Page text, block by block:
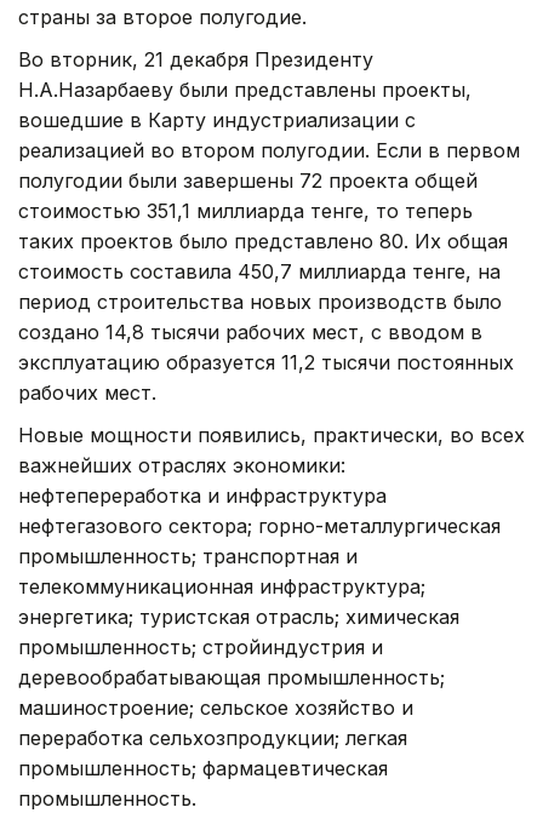
страны за второе полугодие.
Во вторник, 21 декабря Президенту
Н.А.Назарбаеву были представлены проекты,
вошедшие в Карту индустриализации с
реализацией во втором полугодии. Если в первом
полугодии были завершены 72 проекта общей
стоимостью 351,1 миллиарда тенге, то теперь
таких проектов было представлено 80. Их общая
стоимость составила 450,7 миллиарда тенге, на
период строительства новых производств было
создано 14,8 тысячи рабочих мест, с вводом в
эксплуатацию образуется 11,2 тысячи постоянных
рабочих мест.
Новые мощности появились, практически, во всех
важнейших отраслях экономики:
нефтепереработка и инфраструктура
нефтегазового сектора; горно-металлургическая
промышленность; транспортная и
телекоммуникационная инфраструктура;
энергетика; туристская отрасль; химическая
промышленность; стройиндустрия и
деревообрабатывающая промышленность;
машиностроение; сельское хозяйство и
переработка сельхозпродукции; легкая
промышленность; фармацевтическая
промышленность.